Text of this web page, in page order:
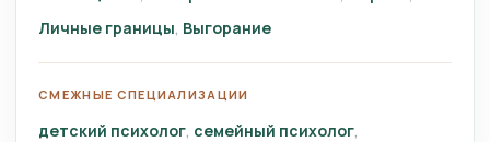
Личные границы Выгорание
СМЕЖНЫЕ СПЕЦИАЛИЗАЦИИ
детский психолог семейный психолог